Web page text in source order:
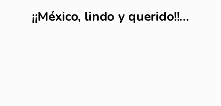
¡¡México, lindo y querido!!…